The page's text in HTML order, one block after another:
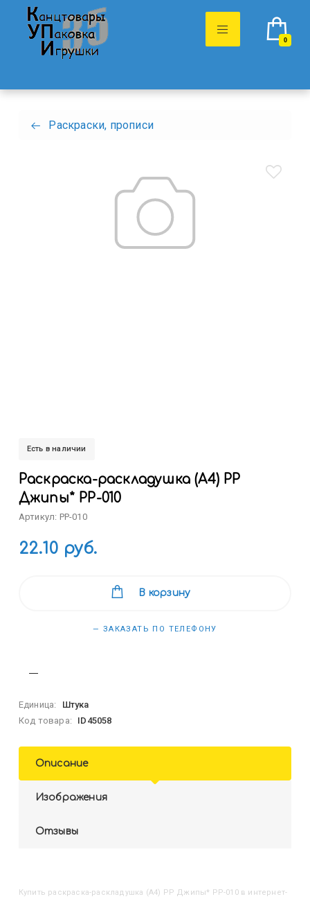
0
Раскраски, прописи
Есть в наличии
Раскраска-раскладушка (А4) РР
Джипы* РР-010
Артикул: РР-010
22.10 руб.
В корзину
— ЗАКАЗАТЬ ПО ТЕЛЕФОНУ
Единица:
Штука
Код товара:
ID45058
Описание
Изображения
Отзывы
Купить Раскраска-раскладушка (А4) РР Джипы* РР-010в интернет-